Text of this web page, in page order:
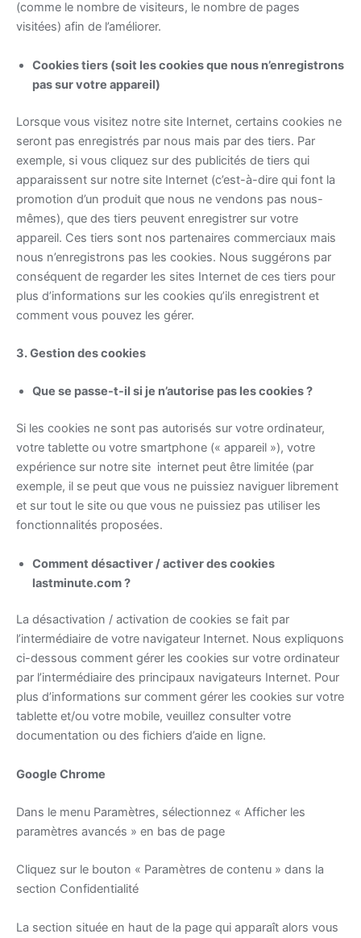
(comme le nombre de visiteurs, le nombre de pages
visitées) afin de l’améliorer.
Cookies tiers (soit les cookies que nous n’enregistrons
pas sur votre appareil)
Lorsque vous visitez notre site Internet, certains cookies ne
seront pas enregistrés par nous mais par des tiers. Par
exemple, si vous cliquez sur des publicités de tiers qui
apparaissent sur notre site Internet (c’est-à-dire qui font la
promotion d’un produit que nous ne vendons pas nous-
mêmes), que des tiers peuvent enregistrer sur votre
appareil. Ces tiers sont nos partenaires commerciaux mais
nous n’enregistrons pas les cookies. Nous suggérons par
conséquent de regarder les sites Internet de ces tiers pour
plus d’informations sur les cookies qu’ils enregistrent et
comment vous pouvez les gérer.
3. Gestion des cookies
Que se passe-t-il si je n’autorise pas les cookies ?
Si les cookies ne sont pas autorisés sur votre ordinateur,
votre tablette ou votre smartphone (« appareil »), votre
expérience sur notre site internet peut être limitée (par
exemple, il se peut que vous ne puissiez naviguer librement
et sur tout le site ou que vous ne puissiez pas utiliser les
fonctionnalités proposées.
Comment désactiver / activer des cookies
lastminute.com ?
La désactivation / activation de cookies se fait par
l’intermédiaire de votre navigateur Internet. Nous expliquons
ci-dessous comment gérer les cookies sur votre ordinateur
par l’intermédiaire des principaux navigateurs Internet. Pour
plus d’informations sur comment gérer les cookies sur votre
tablette et/ou votre mobile, veuillez consulter votre
documentation ou des fichiers d’aide en ligne.
Google Chrome
Dans le menu Paramètres, sélectionnez « Afficher les
paramètres avancés » en bas de page
Cliquez sur le bouton « Paramètres de contenu » dans la
section Confidentialité
La section située en haut de la page qui apparaît alors vous